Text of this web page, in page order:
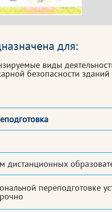
для:
виды
безопасности
дистанционных
переподготовке